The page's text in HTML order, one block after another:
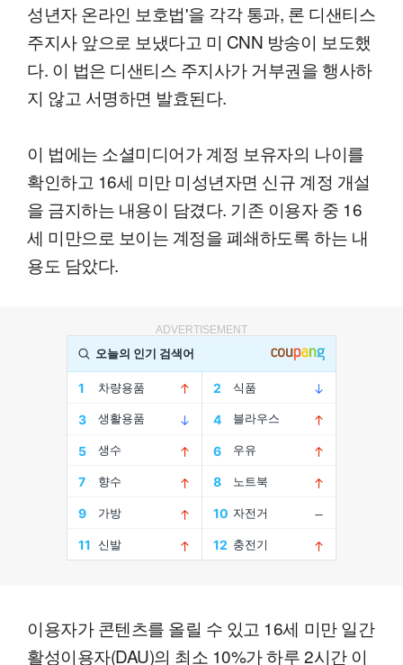
성년자 온라인 보호법'을 각각 통과, 론 디샌티스
주지사 앞으로 보냈다고 미 CNN 방송이 보도했
다. 이 법은 디샌티스 주지사가 거부권을 행사하
지 않고 서명하면 발효된다.
이 법에는 소셜미디어가 계정 보유자의 나이를
확인하고 16세 미만 미성년자면 신규 계정 개설
을 금지하는 내용이 담겼다. 기존 이용자 중 16
세 미만으로 보이는 계정을 폐쇄하도록 하는 내
용도 담았다.
ADVERTISEMENT
이용자가 콘텐츠를 올릴 수 있고 16세 미만 일간
활성이용자(DAU)의 최소 10%가 하루 2시간 이